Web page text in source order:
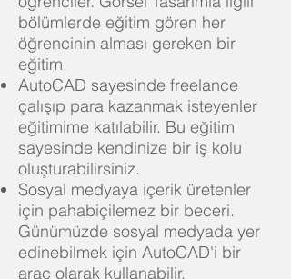
bölümlerde eğitim gören her
öğrencinin alması gereken bir
eğitim.
AutoCAD sayesinde freelance
çalışıp para kazanmak isteyenler
eğitimime katılabilir. Bu eğitim
sayesinde kendinize bir iş kolu
oluşturabilirsiniz.
Sosyal medyaya içerik üretenler
için pahabiçilemez bir beceri.
Günümüzde sosyal medyada yer
edinebilmek için AutoCAD'i bir
araç olarak kullanabilir,